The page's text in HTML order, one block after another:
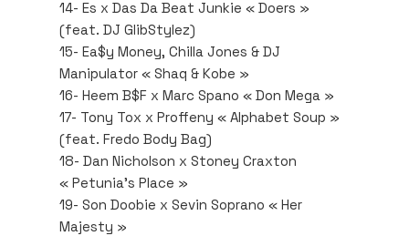
14- Es x Das Da Beat Junkie « Doers »
(feat. DJ GlibStylez)
15- Ea$y Money, Chilla Jones & DJ
Manipulator « Shaq & Kobe »
16- Heem B$F x Marc Spano « Don Mega »
17- Tony Tox x Proffeny « Alphabet Soup »
(feat. Fredo Body Bag)
18- Dan Nicholson x Stoney Craxton
« Petunia’s Place »
19- Son Doobie x Sevin Soprano « Her
Majesty »